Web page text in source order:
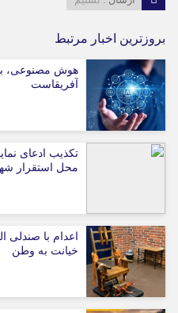
بروزترین اخبار مرتبط
آفریقاست
تکذیب ادعای
محل استقرار
اعدام با صندلی
خیانت به وطن